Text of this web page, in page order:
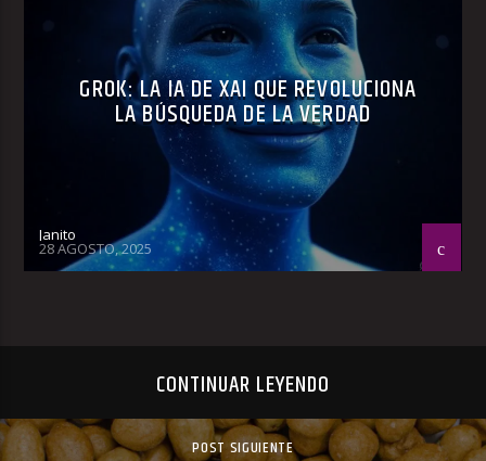
GROK: LA IA DE XAI QUE REVOLUCIONA
LA BÚSQUEDA DE LA VERDAD
Janito
28 AGOSTO, 2025
CONTINUAR LEYENDO
POST SIGUIENTE